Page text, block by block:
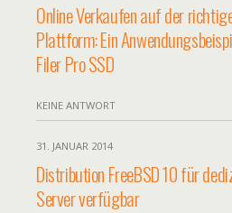
Online Verkaufen auf der
Plattform: Ein
Filer Pro SSD
KEINE ANTWORT
31. JANUAR 2014
Distribution FreeBSD 10 für
Server verfügbar